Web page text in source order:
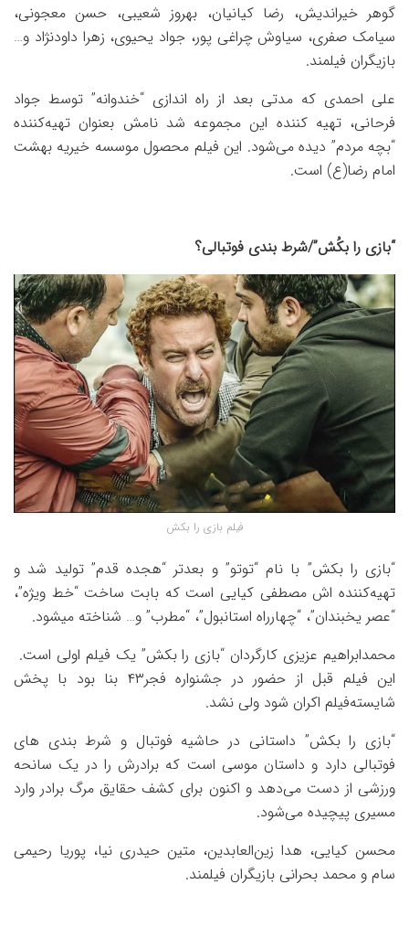
گوهر خیراندیش، رضا کیانیان، بهروز شعیبی، حسن معجونی،
سیامک صفری، سیاوش چراغی پور، جواد یحیوی، زهرا داودنژاد و…
بازیگران فیلمند.
علی احمدی که مدتی بعد از راه اندازی “خندوانه” توسط جواد
فرحانی، تهیه کننده این مجموعه شد نامش بعنوان تهیه‌کننده
“بچه مردم” دیده می‌شود. این فیلم محصول موسسه خیریه بهشت
امام رضا(ع) است.
“بازی را بکُش”/شرط بندی فوتبالی؟
فیلم‌ بازی را بکش
“بازی را بکش” با نام “توتو” و بعدتر “هجده قدم” تولید شد و
تهیه‌کننده اش مصطفی کیایی است که بابت ساخت “خط ویژه”،
“عصر یخبندان”، “چهارراه استانبول”، “مطرب” و… شناخته میشود.
محمدابراهیم عزیزی کارگردان “بازی را بکش” یک فیلم اولی است.
این فیلم قبل از حضور در جشنواره فجر۴۳ بنا بود با پخش
شایسته‌فیلم اکران شود ولی نشد.
“بازی را بکش” داستانی در حاشیه فوتبال و شرط بندی های
فوتبالی دارد و داستان موسی است که برادرش را در یک سانحه
ورزشی از دست می‌دهد و اکنون برای کشف حقایق مرگ برادر وارد
مسیری پیچیده می‌شود.
محسن کیایی، هدا زین‌العابدین، متین حیدری نیا، پوریا رحیمی
سام و محمد بحرانی بازیگران فیلمند.